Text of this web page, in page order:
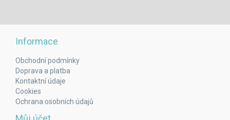
Informace
Obchodní podmínky
Doprava a platba
Kontaktní údaje
Cookies
Ochrana osobních údajů